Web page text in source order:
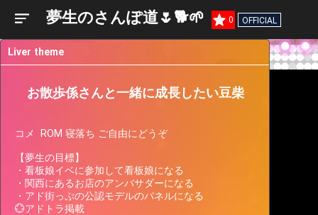
夢生のさんぽ道🌷🐕🌱 0 OFFICIAL
Liver theme
お散歩係さんと一緒に成長したい豆柴
コメ  ROM 寝落ち ご自由にどうぞ
【夢生の目標】
・看板娘イベに参加して看板娘になる
・関西にあるお店のアンバサダーになる
・アド街っぷの公認モデルのパネルになる
💮アドトラ掲載